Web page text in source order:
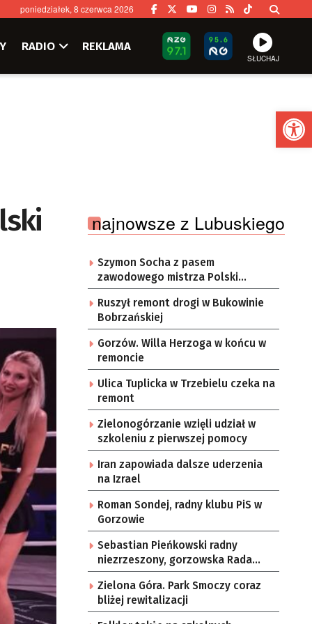
poniedziałek, 8 czerwca 2026
RADIO REKLAMA
SŁUCHAJ
najnowsze z Lubuskiego
Szymon Socha z pasem
zawodowego mistrza Polski
muaythai
Ruszył remont drogi w Bukowinie
Bobrzańskiej
Gorzów. Willa Herzoga w końcu w
remoncie
Ulica Tuplicka w Trzebielu czeka na
remont
Zielonogórzanie wzięli udział w
szkoleniu z pierwszej pomocy
Iran zapowiada dalsze uderzenia
na Izrael
Roman Sondej, radny klubu PiS w
Gorzowie
Sebastian Pieńkowski radny
niezrzeszony, gorzowska Rada
Miasta
Zielona Góra. Park Smoczy coraz
bliżej rewitalizacji